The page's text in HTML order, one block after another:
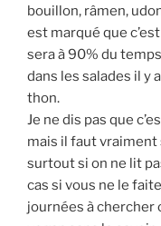
bouillon, râmen,
est marqué que
sera à 90% du
dans les salades il y
thon.
Je ne dis pas que
mais il faut vraiment
surtout si on ne lit
cas si vous ne le
journées à chercher